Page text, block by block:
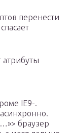
перенести
атрибуты
IE9-.
браузер